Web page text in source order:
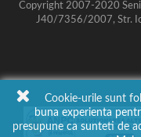
Cookie-urile sunt
buna experienta
presupune ca sunteti de
Copyright 2007-2020
J40/7356/2007, Str.